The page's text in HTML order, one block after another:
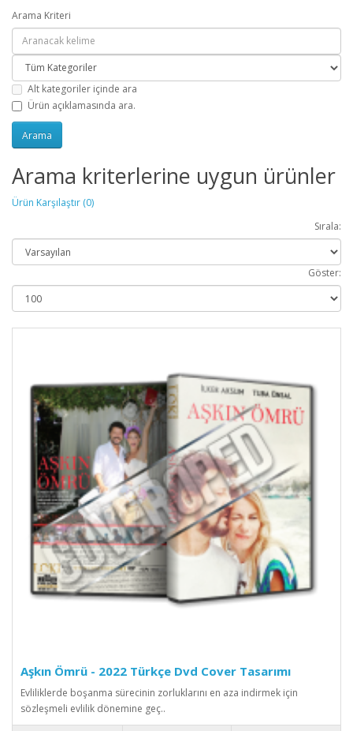
Arama Kriteri
Alt kategoriler içinde ara
Ürün açıklamasında ara.
Arama kriterlerine uygun ürünler
Ürün Karşılaştır (0)
Sırala:
Göster:
Aşkın Ömrü - 2022 Türkçe Dvd Cover Tasarımı
Evliliklerde boşanma sürecinin zorluklarını en aza indirmek için
sözleşmeli evlilik dönemine geç..